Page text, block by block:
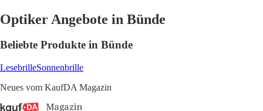
Optiker Angebote in Bünde
Beliebte Produkte in Bünde
LesebrilleSonnenbrille
Neues vom KaufDA Magazin